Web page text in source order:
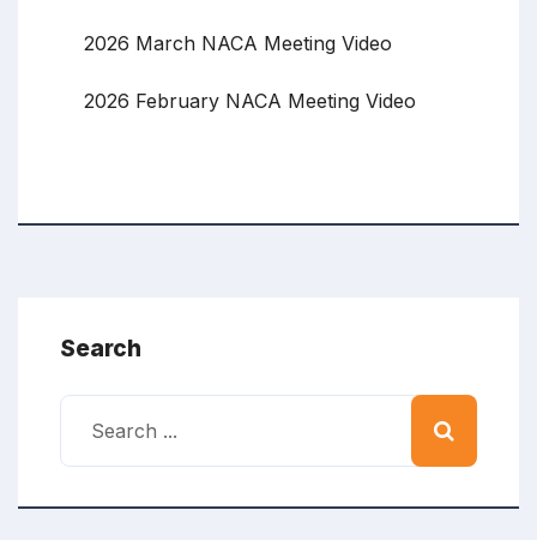
2026 March NACA Meeting Video
2026 February NACA Meeting Video
Search